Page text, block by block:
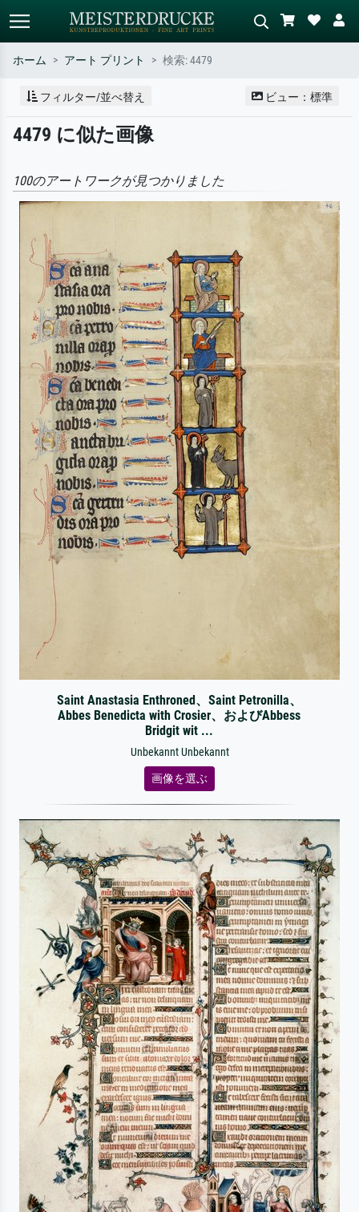
標準検索 AI画像検索
作家名・作品名・スタイルで検索
– 例：モネ、星月夜、印象派、北
シーンを説明してください – 例：
ホーム アート プリント 検索: 4479
フィルター/並べ替え ビュー：標準
4479 に似た画像
100のアートワークが見つかりました
Saint Anastasia Enthroned、Saint Petronilla、
Abbes Benedicta with Crosier、およびAbbess
Bridgit wit ...
Unbekannt Unbekannt
画像を選ぶ